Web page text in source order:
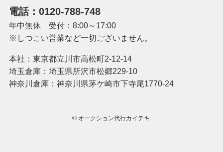
電話：0120-788-748
年中無休 受付：8:00～17:00
※しつこい営業など一切ございません。
本社：東京都立川市高松町2-12-14
埼玉倉庫：埼玉県所沢市松郷229-10
神奈川倉庫：神奈川県茅ケ崎市下寺尾1770-24
©オークション代行カイテキ.